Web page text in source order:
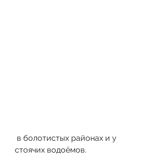
стоячих водоёмов.